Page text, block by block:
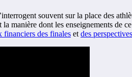
souvent sur la place des
manière dont les enseignements de
financiers des finales et des